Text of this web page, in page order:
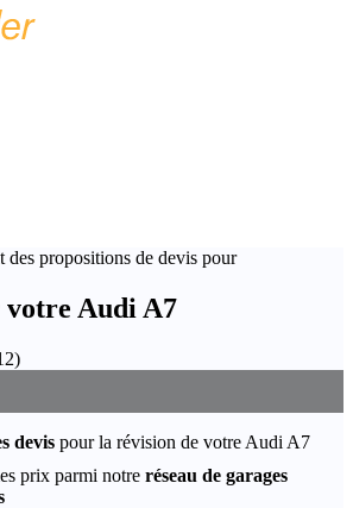
des propositions de devis pour
Audi A7
)
devis pour la révision de votre Audi A7
prix parmi notre réseau de garages